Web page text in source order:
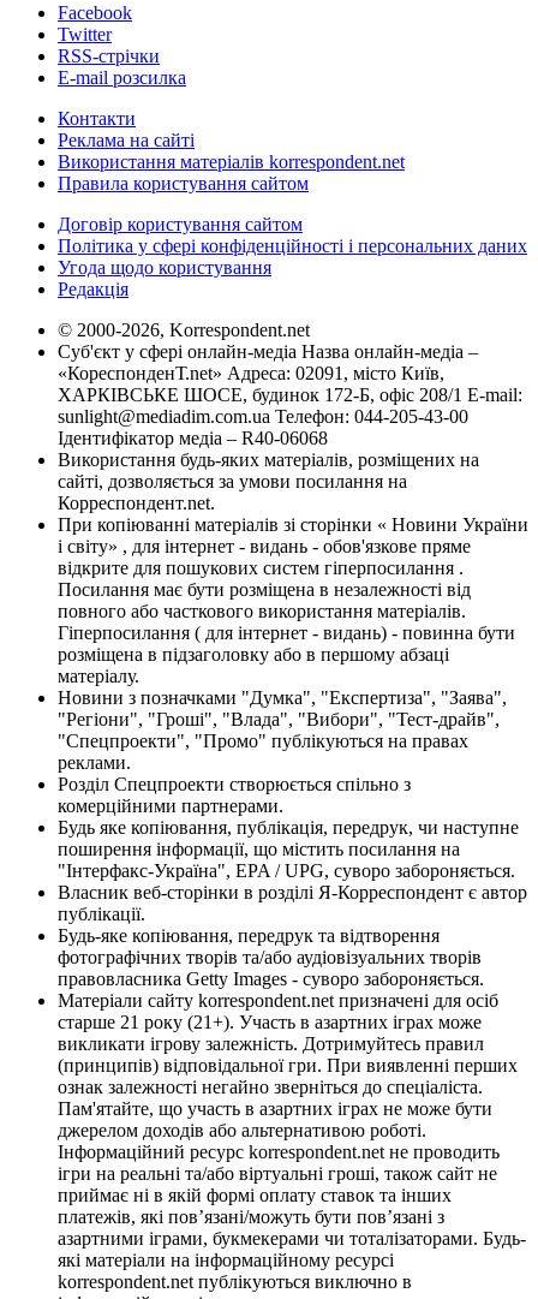
Facebook
Twitter
RSS-стрічки
E-mail розсилка
Контакти
Реклама на сайті
Використання матеріалів korrespondent.net
Правила користування сайтом
Договір користування сайтом
Політика у сфері конфіденційності і персональних даних
Угода щодо користування
Редакція
© 2000-2026, Korrespondent.net
Суб'єкт у сфері онлайн-медіа Назва онлайн-медіа –
«КореспонденТ.net» Адреса: 02091, місто Київ,
ХАРКІВСЬКЕ ШОСЕ, будинок 172-Б, офіс 208/1 E-mail:
sunlight@mediadim.com.ua Телефон: 044-205-43-00
Ідентифікатор медіа – R40-06068
Використання будь-яких матеріалів, розміщених на
сайті, дозволяється за умови посилання на
Корреспондент.net.
При копіюванні матеріалів зі сторінки « Новини України
і світу» , для інтернет - видань - обов'язкове пряме
відкрите для пошукових систем гіперпосилання .
Посилання має бути розміщена в незалежності від
повного або часткового використання матеріалів.
Гіперпосилання ( для інтернет - видань) - повинна бути
розміщена в підзаголовку або в першому абзаці
матеріалу.
Новини з позначками "Думка", "Експертиза", "Заява",
"Регіони", "Гроші", "Влада", "Вибори", "Тест-драйв",
"Спецпроекти", "Промо" публікуються на правах
реклами.
Розділ Спецпроекти створюється спільно з
комерційними партнерами.
Будь яке копіювання, публікація, передрук, чи наступне
поширення інформації, що містить посилання на
"Інтерфакс-Україна", EPA / UPG, суворо забороняється.
Власник веб-сторінки в розділі Я-Корреспондент є автор
публікації.
Будь-яке копіювання, передрук та відтворення
фотографічних творів та/або аудіовізуальних творів
правовласника Getty Images - суворо забороняється.
Матеріали сайту korrespondent.net призначені для осіб
старше 21 року (21+). Участь в азартних іграх може
викликати ігрову залежність. Дотримуйтесь правил
(принципів) відповідальної гри. При виявленні перших
ознак залежності негайно зверніться до спеціаліста.
Пам'ятайте, що участь в азартних іграх не може бути
джерелом доходів або альтернативою роботі.
Інформаційний ресурс korrespondent.net не проводить
ігри на реальні та/або віртуальні гроші, також сайт не
приймає ні в якій формі оплату ставок та інших
платежів, які пов’язані/можуть бути пов’язані з
азартними іграми, букмекерами чи тоталізаторами. Будь-
які матеріали на інформаційному ресурсі
korrespondent.net публікуються виключно в